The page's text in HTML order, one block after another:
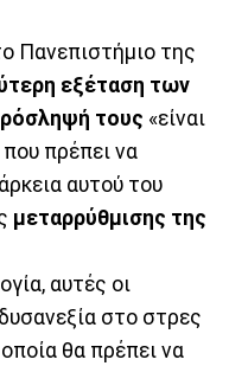
Πανεπιστήμιο της
εξέταση των
τους «είναι
πρέπει να
αυτού του
μεταρρύθμισης της
αυτές οι
στο στρες
θα πρέπει να